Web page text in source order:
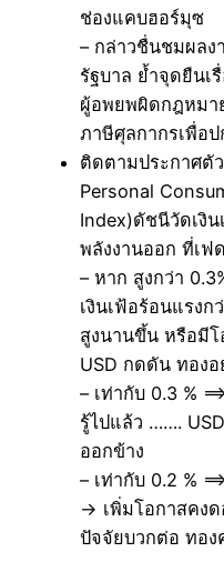
ช่องแคบฮอร์มุซ
– กล่าวชื่นชมผลง
รัฐบาล ย้ำจุดยืนเ
ผู้อพยพผิดกฎหมา
ภาษีศุลกากรเพื่อ
ติดตามประกาศตั
Personal
Index)ดัชนีวัดเงิ
พลังงานออก ที่เฟ
– หาก สูงกว่า
เงินเฟ้อร้อนแรง
สูงนานขึ้น หรือมี
USD กดดัน ทอง
– เท่ากับ 0.3 %
รู้ไปแล้ว …….
ออกข้าง
– เท่ากับ 0.2 %
→ เพิ่มโอกาสคง
ปัจจัยบวกต่อ ทอง